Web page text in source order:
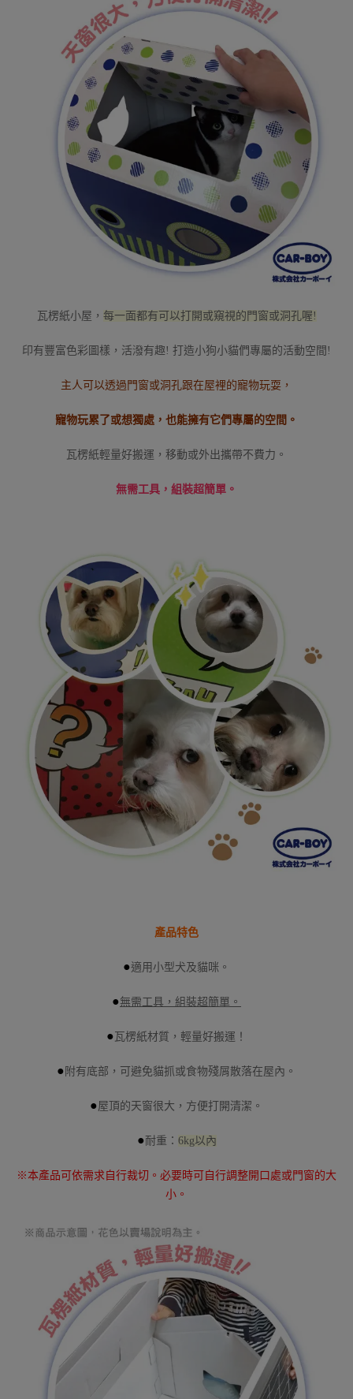
瓦楞紙小屋， 每一面都有可以打開或窺視的門窗或洞孔喔!
印有豐富色彩圖樣，活潑有趣! 打造小狗小貓們專屬的活動空間!
主人可以透過門窗或洞孔跟在屋裡的寵物玩耍，
寵物玩累了或想獨處，也能擁有它們專屬的空間。
瓦楞紙輕量好搬運，移動或外出攜帶不費力。
無需工具，組裝超簡單。
產品特色
●適用小型犬及貓咪。
●無需工具，組裝超簡單。
● 瓦楞紙材質，輕量好搬運！
● 附有底部，可避免貓抓或食物殘屑散落在屋內。
●屋頂的天窗很大，方便打開清潔。
●耐重： 6kg以內
※本產品可依需求自行裁切。必要時可自行調整開口處或門窗的大
小。